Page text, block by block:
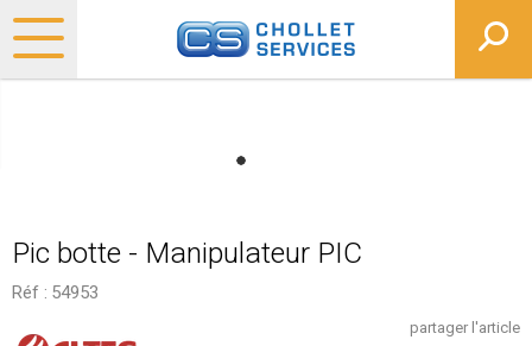
Pic botte - Manipulateur PIC
Réf : 54953
partager l'article